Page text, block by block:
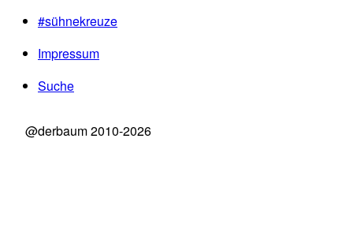
#sühnekreuze
Impressum
Suche
@derbaum 2010-2026